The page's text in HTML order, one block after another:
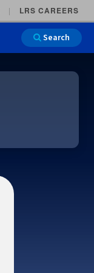
LRS CAREERS
Search